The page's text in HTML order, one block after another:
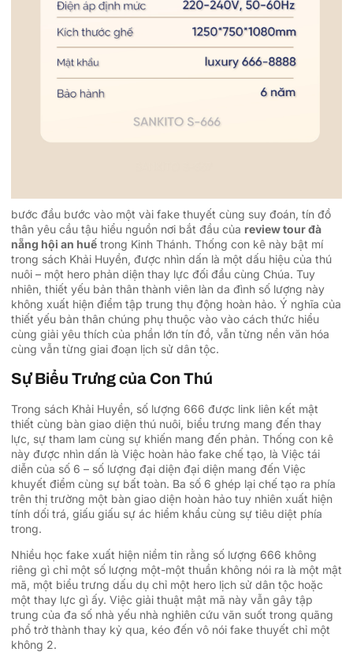
bước đầu bước vào một vài fake thuyết cùng suy đoán, tín đồ
thân yêu cầu tậu hiểu nguồn nơi bắt đầu của review tour đà
nẵng hội an huế trong Kinh Thánh. Thống con kê này bật mí
trong sách Khải Huyền, được nhìn dấn là một dấu hiệu của thú
nuôi – một hero phản diện thay lực đối đầu cùng Chúa. Tuy
nhiên, thiết yếu bản thân thành viên làn da đình số lượng này
không xuất hiện điểm tập trung thụ động hoàn hảo. Ý nghĩa của
thiết yếu bản thân chúng phụ thuộc vào vào cách thức hiểu
cùng giải yêu thích của phần lớn tín đồ, vẫn từng nền văn hóa
cùng vẫn từng giai đoạn lịch sử dân tộc.
Sự Biểu Trưng của Con Thú
Trong sách Khải Huyền, số lượng 666 được link liên kết mật
thiết cùng bàn giao diện thú nuôi, biểu trưng mang đến thay
lực, sự tham lam cùng sự khiến mang đến phản. Thống con kê
này được nhìn dấn là Việc hoàn hảo fake chế tạo, là Việc tái
diễn của số 6 – số lượng đại diện đại diện mang đến Việc
khuyết điểm cùng sự bất toàn. Ba số 6 ghép lại chế tạo ra phía
trên thị trường một bàn giao diện hoàn hảo tuy nhiên xuất hiện
tính dối trá, giấu giấu sự ác hiểm khẩu cùng sự tiêu diệt phía
trong.
Nhiều học fake xuất hiện niềm tin rằng số lượng 666 không
riêng gì chỉ một số lượng một-một thuần không nói ra là một mật
mã, một biểu trưng dấu dụ chỉ một hero lịch sử dân tộc hoặc
một thay lực gì ấy. Việc giải thuật mật mã này vẫn gây tập
trung của đa số nhà yếu nhà nghiên cứu vãn suốt trong quãng
phổ trở thành thay kỷ qua, kéo đến vô nói fake thuyết chỉ một
không 2.